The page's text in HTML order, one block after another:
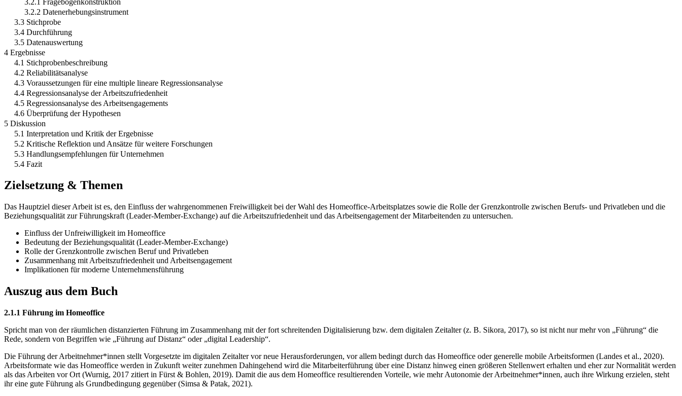
3.2.2 Datenerhebungsinstrument
3.3 Stichprobe
3.4 Durchführung
3.5 Datenauswertung
4 Ergebnisse
4.1 Stichprobenbeschreibung
4.2 Reliabilitätsanalyse
4.3 Voraussetzungen für eine multiple lineare Regressionsanalyse
4.4 Regressionsanalyse der Arbeitszufriedenheit
4.5 Regressionsanalyse des Arbeitsengagements
4.6 Überprüfung der Hypothesen
5 Diskussion
5.1 Interpretation und Kritik der Ergebnisse
5.2 Kritische Reflektion und Ansätze für weitere Forschungen
5.3 Handlungsempfehlungen für Unternehmen
5.4 Fazit
Zielsetzung & Themen
Das Hauptziel dieser Arbeit ist es, den Einfluss der wahrgenommenen Freiwilligkeit bei der Wahl des Homeoffice-Arbeitsplatzes sowie die Rolle der Grenzkontrolle zwischen Berufs- und Privatleben und die
Beziehungsqualität zur Führungskraft (Leader-Member-Exchange) auf die Arbeitszufriedenheit und das Arbeitsengagement der Mitarbeitenden zu untersuchen.
Einfluss der Unfreiwilligkeit im Homeoffice
Bedeutung der Beziehungsqualität (Leader-Member-Exchange)
Rolle der Grenzkontrolle zwischen Beruf und Privatleben
Zusammenhang mit Arbeitszufriedenheit und Arbeitsengagement
Implikationen für moderne Unternehmensführung
Auszug aus dem Buch
2.1.1 Führung im Homeoffice
Spricht man von der räumlichen distanzierten Führung im Zusammenhang mit der fort schreitenden Digitalisierung bzw. dem digitalen Zeitalter (z. B. Sikora, 2017), so ist nicht nur mehr von „Führung“ die
Rede, sondern von Begriffen wie „Führung auf Distanz“ oder „digital Leadership“.
Die Führung der Arbeitnehmer*innen stellt Vorgesetzte im digitalen Zeitalter vor neue Herausforderungen, vor allem bedingt durch das Homeoffice oder generelle mobile Arbeitsformen (Landes et al., 2020).
Arbeitsformate wie das Homeoffice werden in Zukunft weiter zunehmen Dahingehend wird die Mitarbeiterführung über eine Distanz hinweg einen größeren Stellenwert erhalten und eher zur Normalität werden
als das Arbeiten vor Ort (Wurnig, 2017 zitiert in Fürst & Bohlen, 2019). Damit die aus dem Homeoffice resultierenden Vorteile, wie mehr Autonomie der Arbeitnehmer*innen, auch ihre Wirkung erzielen, steht
ihr eine gute Führung als Grundbedingung gegenüber (Simsa & Patak, 2021).